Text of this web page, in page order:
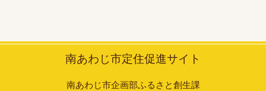
南あわじ市定住促進サイト
南あわじ市企画部ふるさと創生課